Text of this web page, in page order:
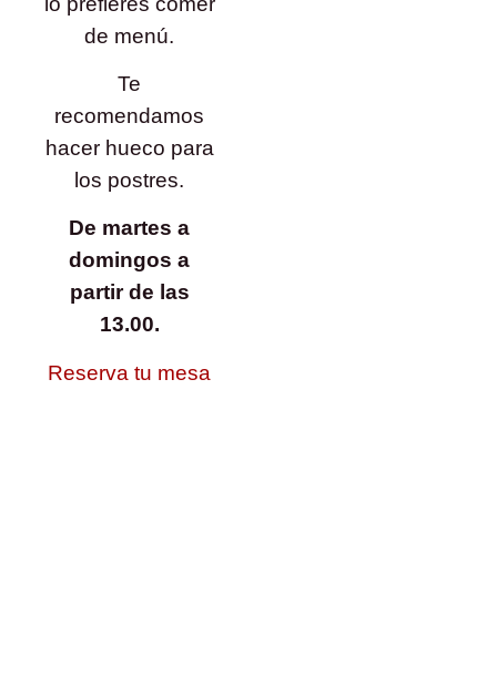
de menú.
Te
recomendamos
hacer hueco para
los postres.
De martes a
domingos a
partir de las
13.00.
Reserva tu mesa